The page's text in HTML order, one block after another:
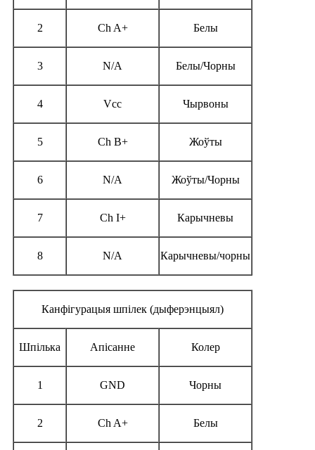
2 Ch A+ Белы
3 N/A Белы/Чорны
4 Vcc Чырвоны
5 Ch B+ Жоўты
6 N/A Жоўты/Чорны
7 Ch I+ Карычневы
8 N/A Карычневы/чорны
Канфігурацыя шпілек (дыферэнцыял)
Шпілька Апісанне Колер
1 GND Чорны
2 Ch A+ Белы